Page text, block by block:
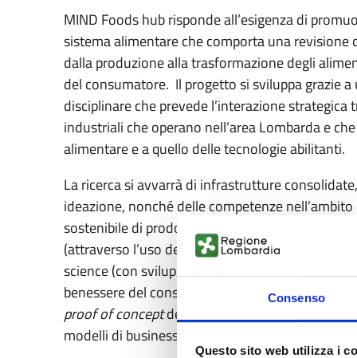
Consenso
Questo sito web utilizza i
MIND Foods hub risponde all’esigenza di
sistema alimentare che comporta una revisione
dalla produzione alla trasformazione degli
del consumatore. Il progetto si sviluppa grazie
disciplinare che prevede l’interazione strategica
industriali che operano nell’area Lombarda e
alimentare e a quello delle tecnologie abilitanti.
La ricerca si avvarrà di infrastrutture
ideazione, nonché delle competenze nell’ambito
sostenibile di prodotti di elevata qualità
(attraverso l’uso delle scienze -omiche inclusa la
science (con sviluppo di approcci digitali) e della
benessere del consumatore. Obiettivi di ricerca e
proof of conceptdelle diverse tecnologie e la
modelli di business identificati nell’ambito: